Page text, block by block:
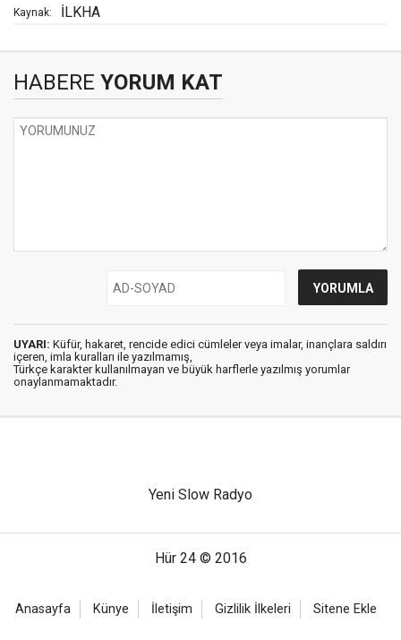
Kaynak: İLKHA
HABERE YORUM KAT
UYARI: Küfür, hakaret, rencide edici cümleler veya imalar, inançlara saldırı
içeren, imla kuralları ile yazılmamış,
Türkçe karakter kullanılmayan ve büyük harflerle yazılmış yorumlar
onaylanmamaktadır.
Yeni Slow Radyo
Hür 24 © 2016
Anasayfa Künye İletişim Gizlilik İlkeleri Sitene Ekle